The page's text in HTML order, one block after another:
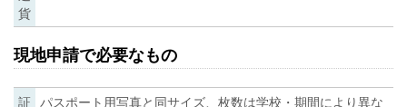
貨
現地申請で必要なもの
証 パスポート用写真と同サイズ、枚数は学校・期間により異な